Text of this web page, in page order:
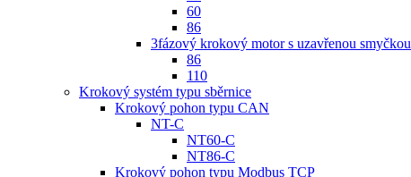
60
86
3fázový krokový motor s uzavřenou smyčkou
86
110
Krokový systém typu sběrnice
Krokový pohon typu CAN
NT-C
NT60-C
NT86-C
Krokový pohon typu Modbus TCP